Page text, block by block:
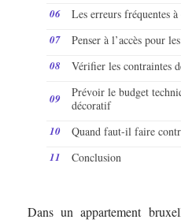
Les erreurs fréquentes
Penser à l’accès pour
Vérifier les contraintes
Prévoir le budget
décoratif
Quand faut-il faire
Conclusion
Dans un appartement